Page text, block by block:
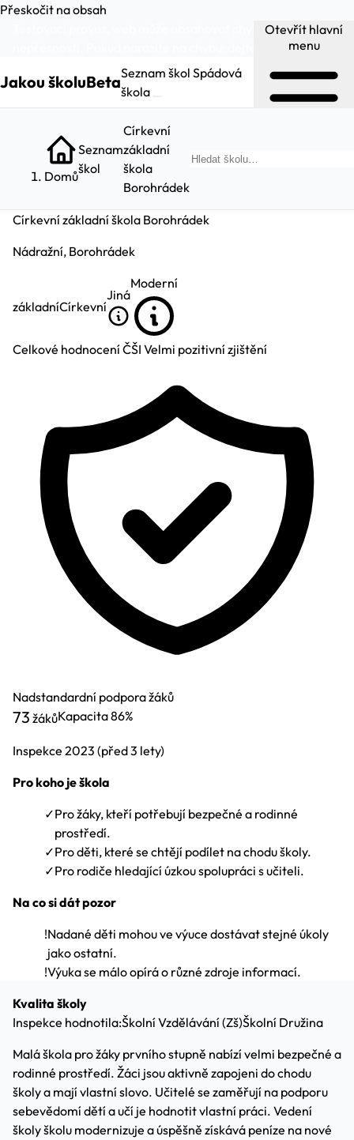
Přeskočit na obsah
Testovací provoz, web může obsahovat chyby a
dejte nám vědět.
Jakou školuBetaSeznam škol Spádová
škola
Otevřít hlavní
menu
Domů
Seznam
škol
Církevní
základní
škola
Borohrádek
Církevní základní škola Borohrádek
Nádražní, Borohrádek
základníCírkevní
Jiná
Moderní
Celkové hodnocení ČŠI Velmi pozitivní zjištění
Nadstandardní podpora žáků
73 žákůKapacita86%
Inspekce 2023 (před 3 lety)
Pro koho je škola
✓Pro žáky, kteří potřebují bezpečné a rodinné
prostředí.
✓Pro děti, které se chtějí podílet na chodu školy.
✓Pro rodiče hledající úzkou spolupráci s učiteli.
Na co si dát pozor
!Nadané děti mohou ve výuce dostávat stejné úkoly
jako ostatní.
!Výuka se málo opírá o různé zdroje informací.
Kvalita školy
Inspekce hodnotila:Školní Vzdělávání (Zš)Školní Družina
Malá škola pro žáky prvního stupně nabízí velmi bezpečné a
rodinné prostředí. Žáci jsou aktivně zapojeni do chodu
školy a mají vlastní slovo. Učitelé se zaměřují na podporu
sebevědomí dětí a učí je hodnotit vlastní práci. Vedení
školy školu modernizuje a úspěšně získává peníze na nové